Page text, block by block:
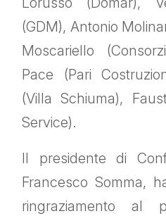
(GDM), Antonio
Moscariello
Pace (Pari
(Villa Schiuma),
Service).
Il presidente di
Francesco Somma,
ringraziamento al